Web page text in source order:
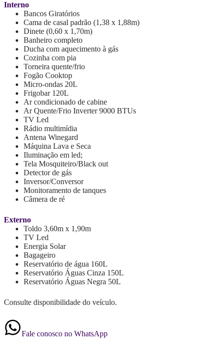
Interno
Bancos Giratórios
Cama de casal padrão (1,38 x 1,88m)
Dinete (0,60 x 1,70m)
Banheiro completo
Ducha com aquecimento à gás
Cozinha com pia
Torneira quente/frio
Fogão Cooktop
Micro-ondas 20L
Frigobar 120L
Ar condicionado de cabine
Ar Quente/Frio Inverter 9000 BTUs
TV Led
Rádio multimídia
Antena Winegard
Máquina Lava e Seca
Iluminação em led;
Tela Mosquiteiro/Black out
Detector de gás
Inversor/Conversor
Monitoramento de tanques
Câmera de ré
Externo
Toldo 3,60m x 1,90m
TV Led
Energia Solar
Bagageiro
Reservatório de água 160L
Reservatório Águas Cinza 150L
Reservatório Águas Negra 50L
Consulte disponibilidade do veículo.
Fale conosco no WhatsApp